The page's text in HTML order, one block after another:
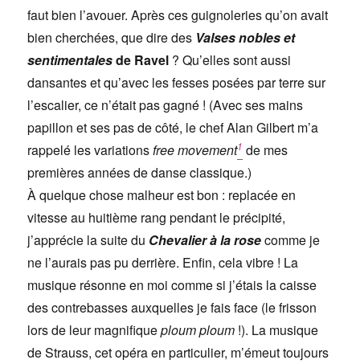
faut bien l’avouer. Après ces guignoleries qu’on avait
bien cherchées, que dire des Valses nobles et
sentimentalesde Ravel ? Qu’elles sont aussi
dansantes et qu’avec les fesses posées par terre sur
l’escalier, ce n’était pas gagné ! (Avec ses mains
papillon et ses pas de côté, le chef Alan Gilbert m’a
rappelé les variationsfree movement1 de mes
premières années de danse classique.)
À quelque chose malheur est bon : replacée en
vitesse au huitième rang pendant le précipité,
j’apprécie la suite du Chevalier à la rosecomme je
ne l’aurais pas pu derrière. Enfin, cela vibre ! La
musique résonne en moi comme si j’étais la caisse
des contrebasses auxquelles je fais face (le frisson
lors de leur magnifiqueploum ploum !). La musique
de Strauss, cet opéra en particulier, m’émeut toujours